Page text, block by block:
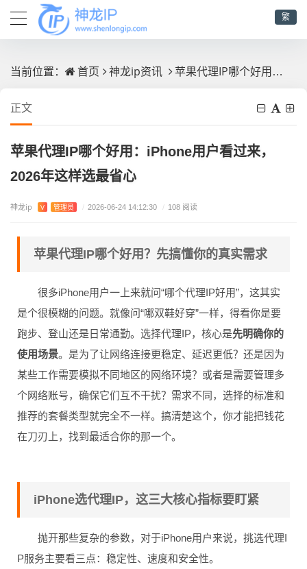
繁
当前位置： 首页 神龙ip资讯 苹果代理IP哪个好用：iPhone用户看过来，2026年这样选最省心
正文
苹果代理IP哪个好用：iPhone用户看过来，
2026年这样选最省心
神龙ip V 管理员 / 2026-06-24 14:12:30 / 108 阅读
苹果代理IP哪个好用？先搞懂你的真实需求
很多iPhone用户一上来就问“哪个代理IP好用”，这其实
是个很模糊的问题。就像问“哪双鞋好穿”一样，得看你是要
跑步、登山还是日常通勤。选择代理IP，核心是先明确你的
使用场景。是为了让网络连接更稳定、延迟更低？还是因为
某些工作需要模拟不同地区的网络环境？或者是需要管理多
个网络账号，确保它们互不干扰？需求不同，选择的标准和
推荐的套餐类型就完全不一样。搞清楚这个，你才能把钱花
在刀刃上，找到最适合你的那一个。
iPhone选代理IP，这三大核心指标要盯紧
抛开那些复杂的参数，对于iPhone用户来说，挑选代理I
P服务主要看三点：稳定性、速度和安全性。